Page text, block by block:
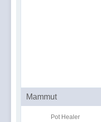
Mammut
Pot Healer